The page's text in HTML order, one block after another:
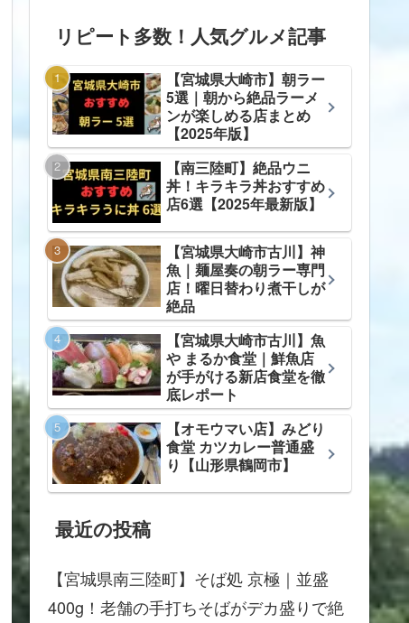
リピート多数！人気グルメ記事
【宮城県大崎市】朝ラー
5選｜朝から絶品ラーメ
ンが楽しめる店まとめ
【2025年版】
【南三陸町】絶品ウニ
丼！キラキラ丼おすすめ
店6選【2025年最新版】
【宮城県大崎市古川】神
魚｜麺屋奏の朝ラー専門
店！曜日替わり煮干しが
絶品
【宮城県大崎市古川】魚
や まるか食堂｜鮮魚店
が手がける新店食堂を徹
底レポート
【オモウマい店】みどり
食堂 カツカレー普通盛
り【山形県鶴岡市】
最近の投稿
【宮城県南三陸町】そば処 京極｜並盛
400g！老舗の手打ちそばがデカ盛りで絶